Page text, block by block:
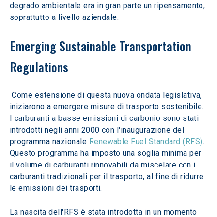
degrado ambientale era in gran parte un ripensamento,
soprattutto a livello aziendale.
Emerging Sustainable Transportation
Regulations
Come estensione di questa nuova ondata legislativa,
iniziarono a emergere misure di trasporto sostenibile.
I carburanti a basse emissioni di carbonio sono stati
introdotti negli anni 2000 con l'inaugurazione del
programma nazionale Renewable Fuel Standard (RFS).
Questo programma ha imposto una soglia minima per
il volume di carburanti rinnovabili da miscelare con i
carburanti tradizionali per il trasporto, al fine di ridurre
le emissioni dei trasporti.
La nascita dell'RFS è stata introdotta in un momento